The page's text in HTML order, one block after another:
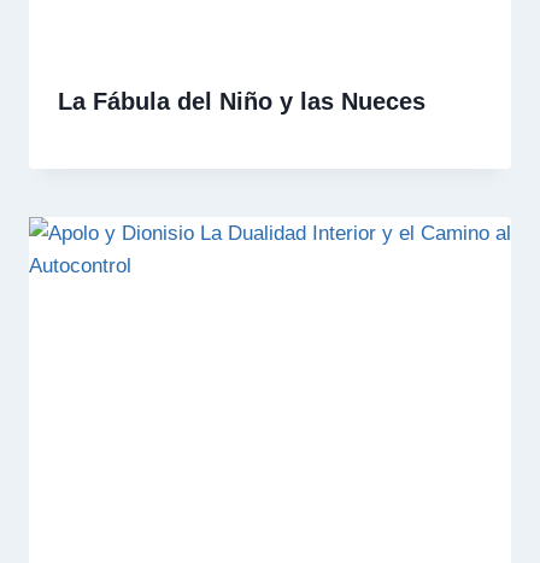
La Fábula del Niño y las Nueces